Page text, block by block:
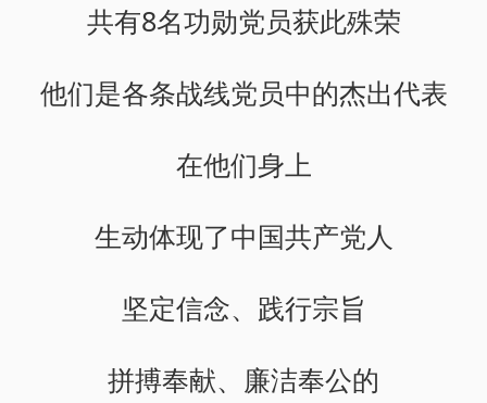
共有8名功勋党员获此殊荣
他们是各条战线党员中的杰出代表
在他们身上
生动体现了中国共产党人
坚定信念、践行宗旨
拼搏奉献、廉洁奉公的